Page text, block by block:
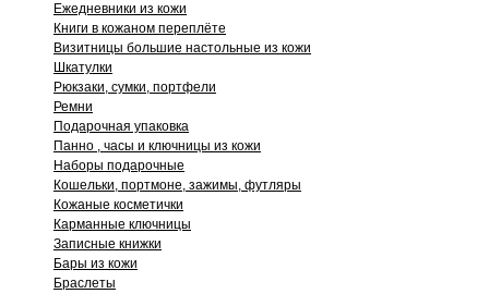
Ежедневники из кожи
Книги в кожаном переплёте
Визитницы большие настольные из кожи
Шкатулки
Рюкзаки, сумки, портфели
Ремни
Подарочная упаковка
Панно , часы и ключницы из кожи
Наборы подарочные
Кошельки, портмоне, зажимы, футляры
Кожаные косметички
Карманные ключницы
Записные книжки
Бары из кожи
Браслеты